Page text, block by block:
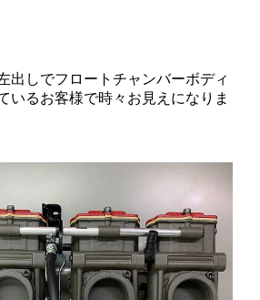
出しでフロートチャンバーボディ
いるお客様で時々お見えになりま